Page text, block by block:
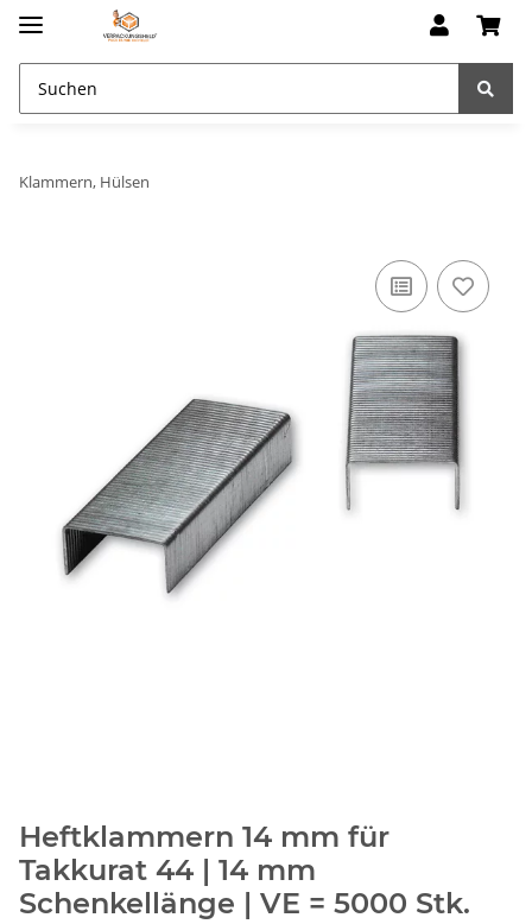
Klammern, Hülsen
Heftklammern 14 mm für
Takkurat 44 | 14 mm
Schenkellänge | VE = 5000 Stk.